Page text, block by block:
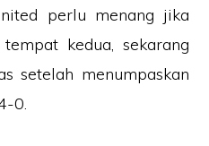
perlu menang jika
kedua, sekarang
setelah menumpaskan
0.